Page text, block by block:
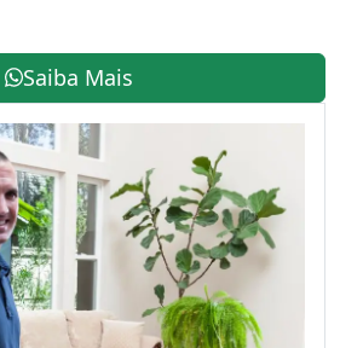
Saiba Mais